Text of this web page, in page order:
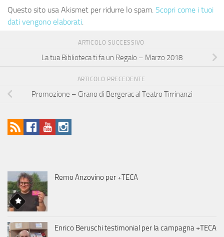
Questo sito usa Akismet per ridurre lo spam. Scopri come i tuoi
dati vengono elaborati.
ARTICOLO SUCCESSIVO
La tua Biblioteca ti fa un Regalo – Marzo 2018
ARTICOLO PRECEDENTE
Promozione – Cirano di Bergerac al Teatro Tirrinanzi
Remo Anzovino per +TECA
Enrico Beruschi testimonial per la campagna +TECA